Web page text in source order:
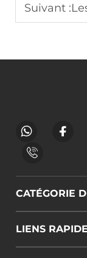
Suivant :
CATÉGORIE
LIENS